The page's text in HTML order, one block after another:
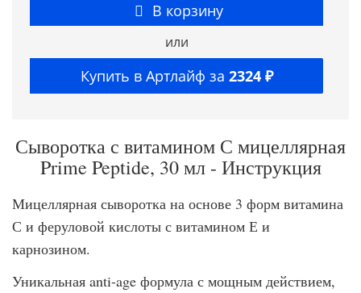
В корзину
или
Купить в Артлайф за 2324 ₽
Сыворотка с витамином С мицеллярная
Prime Peptide, 30 мл - Инструкция
Мицеллярная сыворотка на основе 3 форм витамина
С и феруловой кислоты с витамином Е и
карнозином.
Уникальная anti-age формула с мощным действием,